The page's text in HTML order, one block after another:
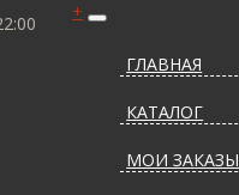
+
ГЛАВНАЯ
КАТАЛОГ
МОИ ЗАКАЗЫ